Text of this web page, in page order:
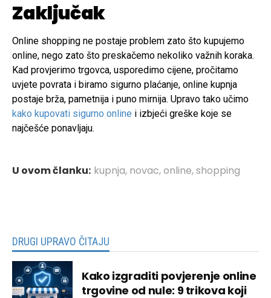
Zaključak
Online shopping ne postaje problem zato što kupujemo
online, nego zato što preskačemo nekoliko važnih koraka.
Kad provjerimo trgovca, usporedimo cijene, pročitamo
uvjete povrata i biramo sigurno plaćanje, online kupnja
postaje brža, pametnija i puno mirnija. Upravo tako učimo
kako kupovati sigurno online i izbjeći greške koje se
najčešće ponavljaju.
U ovom članku: kupnja, novac,online,shopping
DRUGI UPRAVO ČITAJU
Kako izgraditi povjerenje online
trgovine od nule: 9 trikova koji